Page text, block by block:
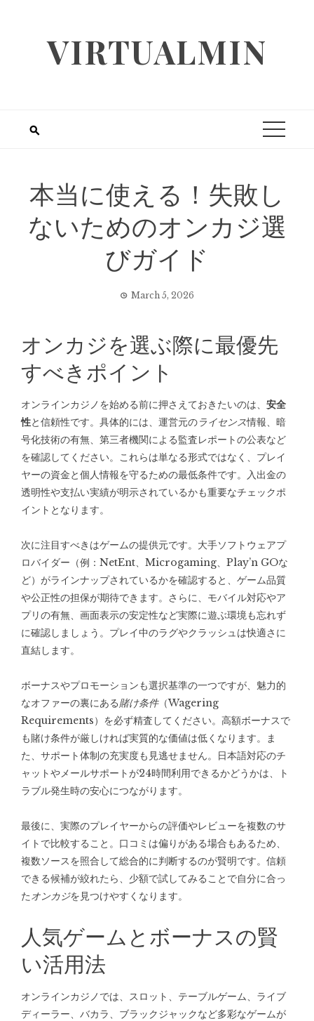
VIRTUALMIN
本当に使える！失敗し
ないためのオンカジ選
びガイド
March 5, 2026
オンカジを選ぶ際に最優先
すべきポイント
オンラインカジノを始める前に押さえておきたいのは、 安全
性と信頼性です。具体的には、運営元のライセンス情報、暗
号化技術の有無、第三者機関による監査レポートの公表など
を確認してください。これらは単なる形式ではなく、プレイ
ヤーの資金と個人情報を守るための最低条件です。入出金の
透明性や支払い実績が明示されているかも重要なチェックポ
イントとなります。
次に注目すべきはゲームの提供元です。大手ソフトウェアプ
ロバイダー（例：NetEnt、Microgaming、Play’n GOな
ど）がラインナップされているかを確認すると、ゲーム品質
や公正性の担保が期待できます。さらに、モバイル対応やア
プリの有無、画面表示の安定性など実際に遊ぶ環境も忘れず
に確認しましょう。プレイ中のラグやクラッシュは快適さに
直結します。
ボーナスやプロモーションも選択基準の一つですが、魅力的
なオファーの裏にある賭け条件（Wagering
Requirements）を必ず精査してください。高額ボーナスで
も賭け条件が厳しければ実質的な価値は低くなります。ま
た、サポート体制の充実度も見逃せません。日本語対応のチ
ャットやメールサポートが24時間利用できるかどうかは、ト
ラブル発生時の安心につながります。
最後に、実際のプレイヤーからの評価やレビューを複数のサ
イトで比較すること。口コミは偏りがある場合もあるため、
複数ソースを照合して総合的に判断するのが賢明です。信頼
できる候補が絞れたら、少額で試してみることで自分に合っ
たオンカジを見つけやすくなります。
人気ゲームとボーナスの賢
い活用法
オンラインカジノでは、スロット、テーブルゲーム、ライブ
ディーラー、バカラ、ブラックジャックなど多彩なゲームが